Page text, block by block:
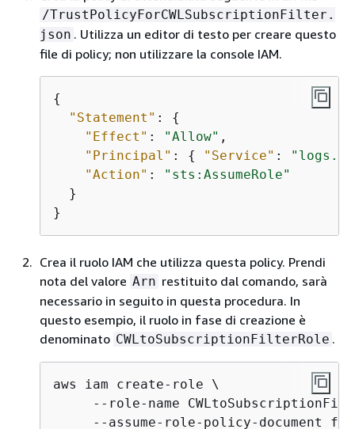
/TrustPolicyForCWLSubscriptionFilter.
json . Utilizza un editor di testo per creare questo
file di policy; non utilizzare la console IAM.
{
"Statement" : {
"Effect" : "Allow" ,
"Principal" : { "Service" :
"Action" :
"sts:AssumeRole"
  }
}
Crea il ruolo IAM che utilizza questa policy. Prendi
nota del valore Arn restituito dal comando, sarà
necessario in seguito in questa procedura. In
questo esempio, il ruolo in fase di creazione è
denominato CWLtoSubscriptionFilterRole .
aws iam create-role \
--role-name
--assume-role-policy-document